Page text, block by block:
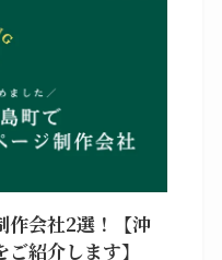
作会社2選！【沖
紹介します】